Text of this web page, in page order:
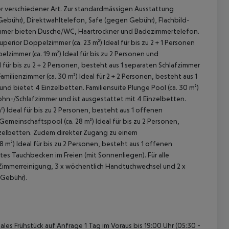
Art. Zur standardmässigen Ausstattung
Direktwahltelefon, Safe (gegen Gebühr), Flachbild-
bieten Dusche/WC, Haartrockner und Badezimmertelefon.
Doppelzimmer (ca. 23 m²) Ideal für bis zu 2 + 1 Personen
(ca. 19 m²) Ideal für bis zu 2 Personen und
für bis zu 2 + 2 Personen, besteht aus 1 separaten Schlafzimmer
(ca. 30 m²) Ideal für 2 + 2 Personen, besteht aus 1
und bietet 4 Einzelbetten. Familiensuite Plunge Pool (ca. 30 m²)
Schlafzimmer und ist ausgestattet mit 4 Einzelbetten.
Ideal für bis zu 2 Personen, besteht aus 1 offenen
(ca. 28 m²) Ideal für bis zu 2 Personen,
Zudem direkter Zugang zu einem
m²) Ideal für bis zu 2 Personen, besteht aus 1 offenen
Tauchbecken im Freien (mit Sonnenliegen). Für alle
3 x wöchentlich Handtuchwechsel und 2 x
Frühstück auf Anfrage 1 Tag im Voraus bis 19:00 Uhr (05:30 -